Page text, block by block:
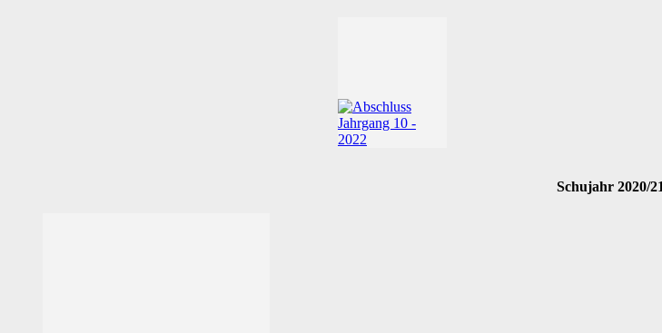
Schujahr 2020/21